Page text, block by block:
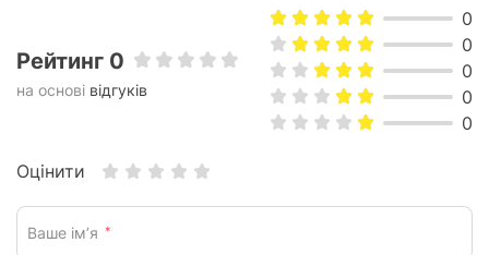
Рейтинг 0
на основі відгуків
0
0
0
0
0
Оцінити
Ваше ім’я *